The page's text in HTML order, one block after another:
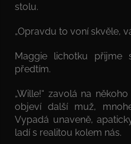
stolu.
„Opravdu to voní skvěle,
Maggie lichotku přijme
předtím.
„Wille!“ zavolá na
objeví další muž,
Vypadá unaveně,
ladí s realitou kolem nás.